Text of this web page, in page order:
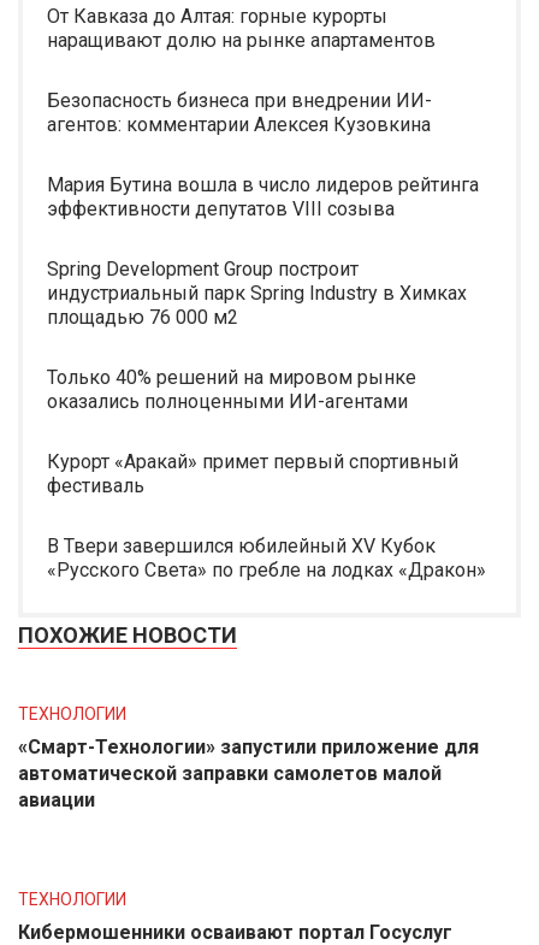
От Кавказа до Алтая: горные курорты
наращивают долю на рынке апартаментов
Безопасность бизнеса при внедрении ИИ-
агентов: комментарии Алексея Кузовкина
Мария Бутина вошла в число лидеров рейтинга
эффективности депутатов VIII созыва
Spring Development Group построит
индустриальный парк Spring Industry в Химках
площадью 76 000 м2
Только 40% решений на мировом рынке
оказались полноценными ИИ-агентами
Курорт «Аракай» примет первый спортивный
фестиваль
В Твери завершился юбилейный XV Кубок
«Русского Света» по гребле на лодках «Дракон»
ПОХОЖИЕ НОВОСТИ
ТЕХНОЛОГИИ
«Смарт-Технологии» запустили приложение для
автоматической заправки самолетов малой
авиации
ТЕХНОЛОГИИ
Кибермошенники осваивают портал Госуслуг